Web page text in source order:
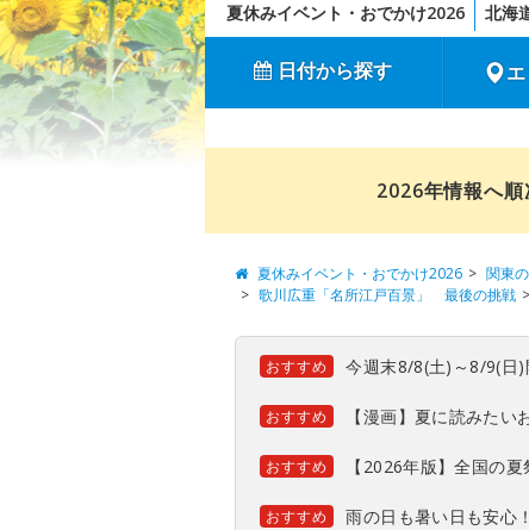
夏休みイベント・おでかけ2026 北海
日付から探す
2026年情報へ順
夏休みイベント・おでかけ2026 関東
歌川広重「名所江戸百景」 最後の挑戦
おすすめ 今週末8/8(土)～8/9(日
おすすめ 【漫画】夏に読みた
おすすめ 【2026年版】全国の
おすすめ 雨の日も暑い日も安心